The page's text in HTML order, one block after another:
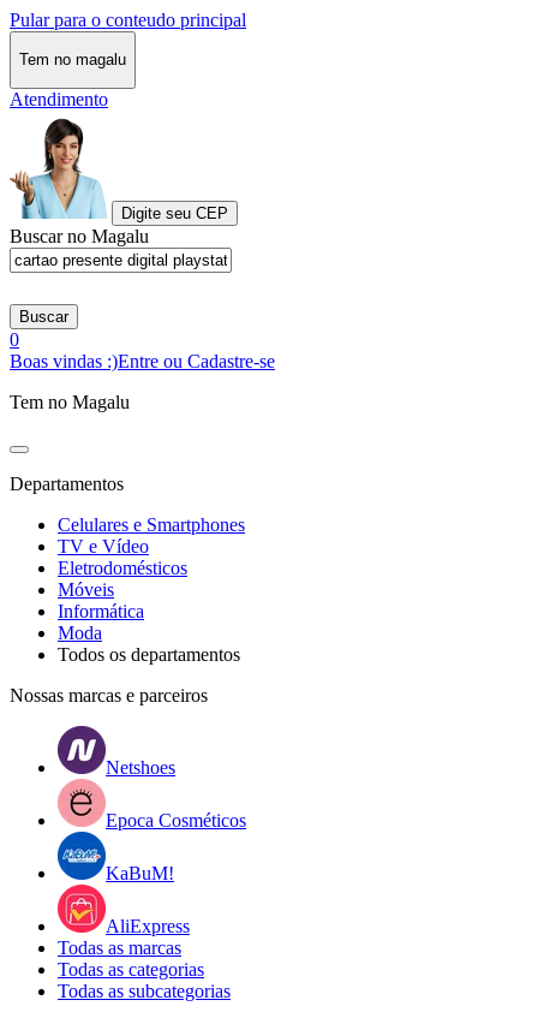
Pular para o conteudo principal
Tem no magalu
Atendimento
Digite seu CEP
Buscar no Magalu
Buscar
0
Boas vindas :)Entre ou Cadastre-se
Tem no Magalu
Departamentos
Celulares e Smartphones
TV e Vídeo
Eletrodomésticos
Móveis
Informática
Moda
Todos os departamentos
Nossas marcas e parceiros
Netshoes
Epoca Cosméticos
KaBuM!
AliExpress
Todas as marcas
Todas as categorias
Todas as subcategorias